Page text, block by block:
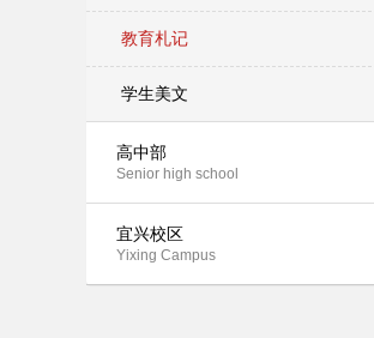
教育札记
学生美文
高中部
Senior high school
宜兴校区
Yixing Campus